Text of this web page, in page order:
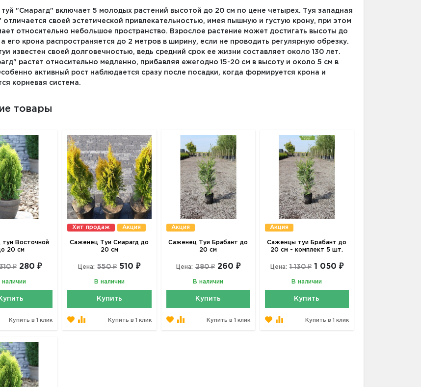
туй "Смарагд" включает 5 молодых растений высотой до 20 см по цене четырех. Туя западная
отличается своей эстетической привлекательностью, имея пышную и густую крону, при этом
относительно небольшое пространство. Взрослое растение может достигать высоты до
его крона распространяется до 2 метров в ширину, если не проводить регулярную обрезку.
известен своей долговечностью, ведь средний срок ее жизни составляет около 130 лет.
растет относительно медленно, прибавляя ежегодно 15-20 см в высоту и около 5 см в
активный рост наблюдается сразу после посадки, когда формируется крона и
корневая система.
товары
Восточной
20 см
₽ 280 ₽
наличии
Купить в 1 клик
Хит продаж Акция
Саженец Туи Смарагд до
20 см
Цена: 550 ₽ 510 ₽
В наличии
Купить
Купить в 1 клик
Акция
Саженец Туи Брабант до
20 см
Цена: 280 ₽ 260 ₽
В наличии
Купить
Купить в 1 клик
Акция
Саженцы туи Брабант до
20 см - комплект 5 шт.
Цена: 1 130 ₽ 1 050 ₽
В наличии
Купить
Купить в 1 клик